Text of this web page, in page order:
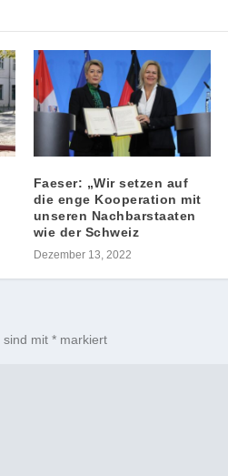
Faeser: „Wir setzen auf
die enge Kooperation mit
unseren Nachbarstaaten
wie der Schweiz
Dezember 13, 2022
sind mit* markiert